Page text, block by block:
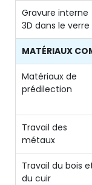
Gravure interne
3D dans le verre
MATÉRIAUX
Matériaux de
prédilection
Travail des
métaux
Travail du bois
du cuir